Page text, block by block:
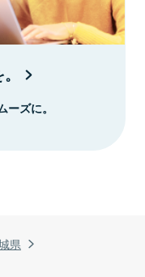
県
ズに。